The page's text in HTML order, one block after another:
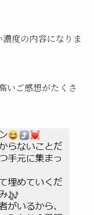
度の内容になりま
いご感想がたくさ